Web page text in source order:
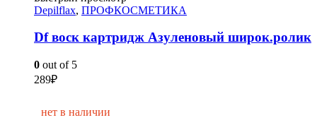
Depilflax, ПРОФКОСМЕТИКА
Df воск картридж Азуленовый широк.ролик
0 out of 5
289₽
нет в наличии